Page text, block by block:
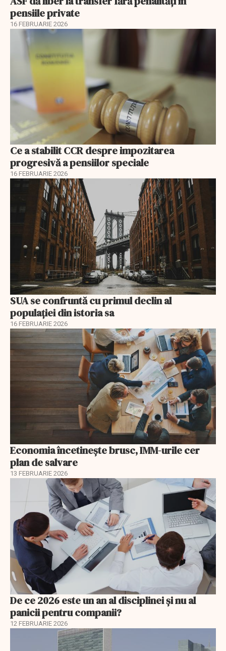
pensiile private
16 FEBRUARIE 2026
Ce a stabilit CCR despre impozitarea
progresivă a pensiilor speciale
16 FEBRUARIE 2026
SUA se confruntă cu primul declin al
populației din istoria sa
16 FEBRUARIE 2026
Economia încetinește brusc, IMM-urile cer
plan de salvare
13 FEBRUARIE 2026
De ce 2026 este un an al disciplinei și nu al
panicii pentru companii?
12 FEBRUARIE 2026